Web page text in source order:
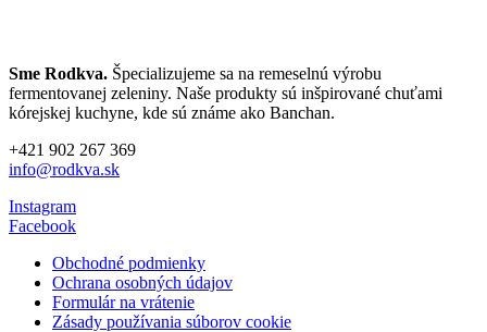
Sme Rodkva. Špecializujeme sa na remeselnú výrobu
fermentovanej zeleniny. Naše produkty sú inšpirované chuťami
kórejskej kuchyne, kde sú známe ako Banchan.
+421 902 267 369
info@rodkva.sk
Instagram
Facebook
Obchodné podmienky
Ochrana osobných údajov
Formulár na vrátenie
Zásady používania súborov cookie